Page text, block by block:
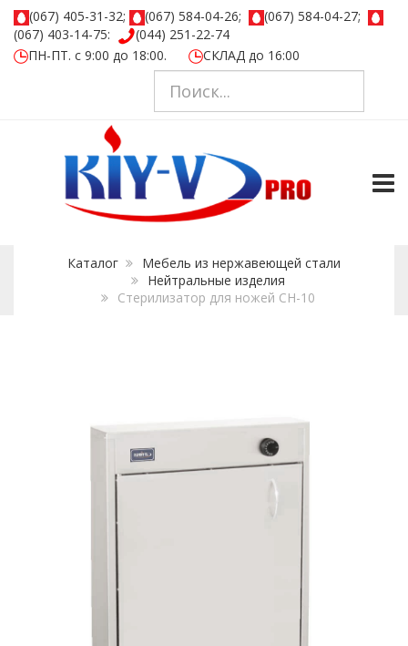
(067) 405-31-32; (067) 584-04-26;
(067) 584-04-27;
(067) 403-14-75:
(044) 251-22-74
ПН-ПТ. с 9:00 до 18:00.
СКЛАД до 16:00
Каталог
Мебель из нержавеющей стали
Нейтральные изделия
Стерилизатор для ножей СН-10